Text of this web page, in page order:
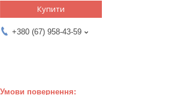
Купити
+380 (67) 958-43-59